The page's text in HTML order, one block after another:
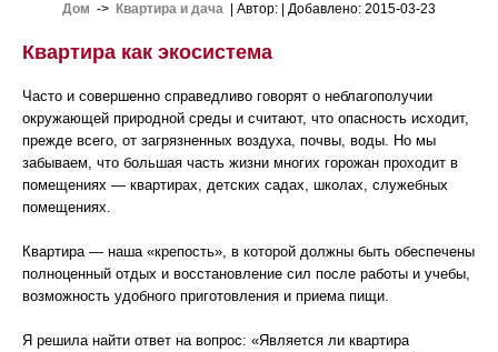
Дом -> Квартира и дача | Автор: | Добавлено: 2015-03-23
Квартира как экосистема
Часто и совершенно справедливо говорят о неблагополучии
окружающей природной среды и считают, что опасность исходит,
прежде всего, от загрязненных воздуха, почвы, воды. Но мы
забываем, что большая часть жизни многих горожан проходит в
помещениях — квартирах, детских садах, школах, служебных
помещениях.
Квартира — наша «крепость», в которой должны быть обеспечены
полноценный отдых и восстановление сил после работы и учебы,
возможность удобного приготовления и приема пищи.
Я решила найти ответ на вопрос: «Является ли квартира